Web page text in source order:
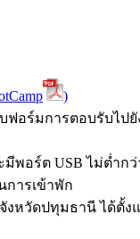
)
ฟอร์มการตอบรับไป
พอร์ต USB ไม่ต่ำก
การเข้าพัก
วัดปทุมธานี ได้ตั้ง